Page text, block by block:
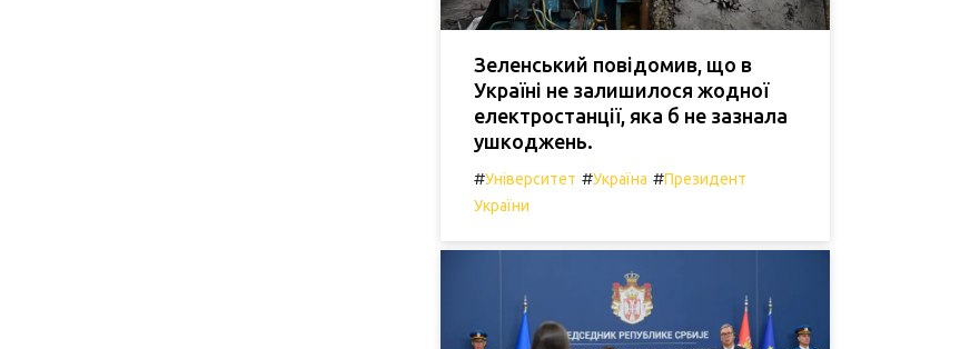
Зеленський повідомив, що в
Україні не залишилося жодної
електростанції, яка б не зазнала
ушкоджень.
#Університет #Україна #Президент
України